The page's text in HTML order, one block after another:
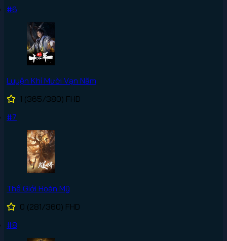
#6
Luyện Khí Mười Vạn Năm
1 (365/380) FHD
#7
Thế Giới Hoàn Mỹ
0 (281/360) FHD
#8